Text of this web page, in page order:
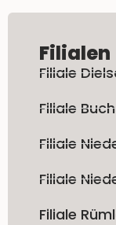
Filialen
Filiale
Filiale
Filiale
Filiale
Filiale